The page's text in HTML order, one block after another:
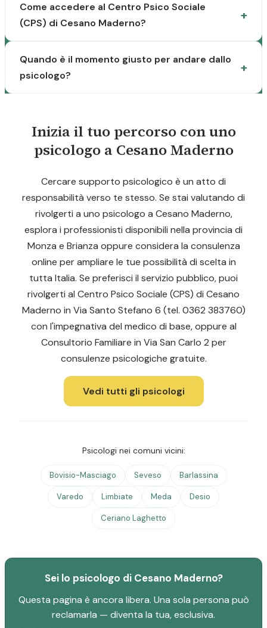
Come accedere al Centro Psico Sociale
(CPS) di Cesano Maderno?
Quando è il momento giusto per andare dallo
psicologo?
Inizia il tuo percorso con uno
psicologo a Cesano Maderno
Cercare supporto psicologico è un atto di
responsabilità verso te stesso. Se stai valutando di
rivolgerti a uno psicologo a Cesano Maderno,
esplora i professionisti disponibili nella provincia di
Monza e Brianza oppure considera la consulenza
online per ampliare le tue possibilità di scelta in
tutta Italia. Se preferisci il servizio pubblico, puoi
rivolgerti al Centro Psico Sociale (CPS) di Cesano
Maderno in Via Santo Stefano 6 (tel. 0362 383760)
con l'impegnativa del medico di base, oppure al
Consultorio Familiare in Via San Carlo 2 per
consulenze psicologiche gratuite.
Vedi tutti gli psicologi
Psicologi nei comuni vicini:
Bovisio-Masciago Seveso Barlassina
Varedo Limbiate Meda Desio
Ceriano Laghetto
Sei lo psicologo di Cesano Maderno?
Questa pagina è ancora libera. Una sola persona può
reclamarla — diventa la tua, esclusiva.